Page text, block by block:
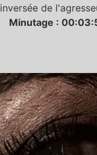
inversée de
Minutage :